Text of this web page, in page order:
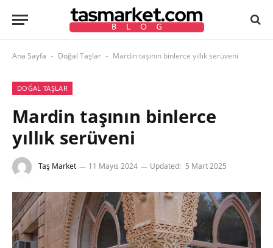
Ana Sayfa - Doğal Taşlar - Mardin taşının binlerce yıllık serüveni
DOĞAL TAŞLAR
Mardin taşının binlerce
yıllık serüveni
Taş Market 11 Mayıs 2024 Updated: 5 Mart 2025